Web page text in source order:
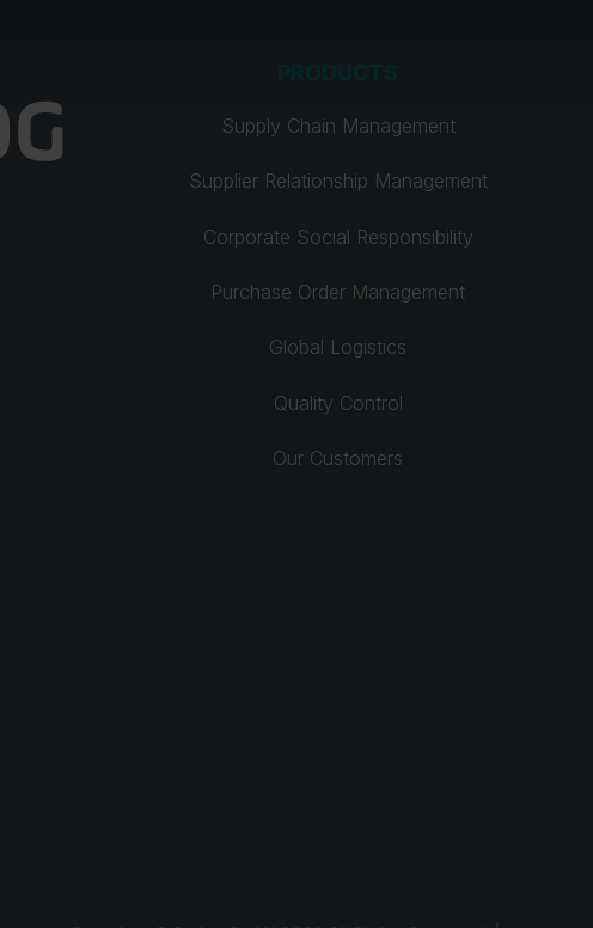
Supply Chain Management
Supplier Relationship Management
Corporate Social Responsibility
Purchase Order Management
Global Logistics
Quality Control
Our Customers